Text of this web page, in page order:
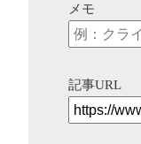
メモ
記事URL